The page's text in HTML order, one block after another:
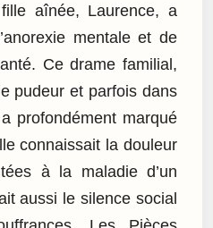
aînée, Laurence, a
mentale et de
Ce drame familial,
pudeur et parfois dans
profondément marqué
connaissait la douleur
à la maladie d’un
aussi le silence social